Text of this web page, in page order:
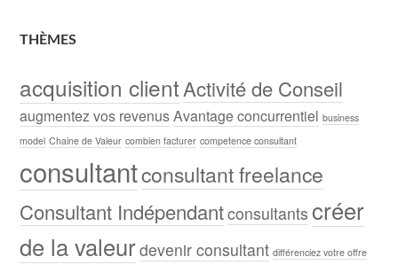
THÈMES
acquisition clientActivité de Conseil
augmentez vos revenusAvantage concurrentiel business
model Chaine de Valeur combien facturer competence consultant
consultantconsultant freelance
Consultant Indépendantconsultants créer
de la valeurdevenir consultant différenciez votre offre